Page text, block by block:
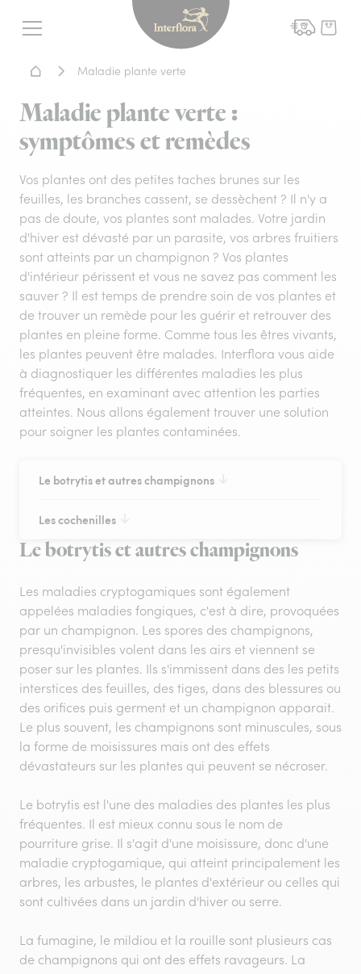
Menu
Interflora - livraison
Accueil - Livraison fleurs
Maladie plante verte
Maladie plante verte :
symptômes et remèdes
Vos plantes ont des petites taches brunes sur les
feuilles, les branches cassent, se dessèchent ? Il n'y a
pas de doute, vos plantes sont malades. Votre jardin
d'hiver est dévasté par un parasite, vos arbres fruitiers
sont atteints par un champignon ? Vos plantes
d'intérieur périssent et vous ne savez pas comment les
sauver ? Il est temps de prendre soin de vos plantes et
de trouver un remède pour les guérir et retrouver des
plantes en pleine forme. Comme tous les êtres vivants,
les plantes peuvent être malades. Interflora vous aide
à diagnostiquer les différentes maladies les plus
fréquentes, en examinant avec attention les parties
atteintes. Nous allons également trouver une solution
pour soigner les plantes contaminées.
Le botrytis et autres champignons
Les cochenilles
Le botrytis et autres champignons
Les maladies cryptogamiques sont également
appelées maladies fongiques, c'est à dire, provoquées
par un champignon. Les spores des champignons,
presqu'invisibles volent dans les airs et viennent se
poser sur les plantes. Ils s'immissent dans des les petits
interstices des feuilles, des tiges, dans des blessures ou
des orifices puis germent et un champignon apparait.
Le plus souvent, les champignons sont minuscules, sous
la forme de moisissures mais ont des effets
dévastateurs sur les plantes qui peuvent se nécroser.
Le botrytis est l'une des maladies des plantes les plus
fréquentes. Il est mieux connu sous le nom de
pourriture grise. Il s'agit d'une moisissure, donc d'une
maladie cryptogamique, qui atteint principalement les
arbres, les arbustes, le plantes d'extérieur ou celles qui
sont cultivées dans un jardin d'hiver ou serre.
La fumagine, le mildiou et la rouille sont plusieurs cas
de champignons qui ont des effets ravageurs. La